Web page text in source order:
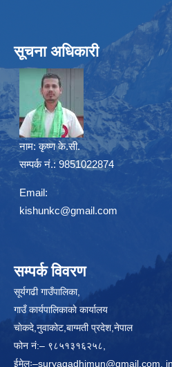
सूचना अधिकारी
नाम: कृष्ण के.सी.
सम्पर्क नं.: 9851022874
Email:
kishunkc@gmail.com
सम्पर्क विवरण
सूर्यगढी गाउँपालिका,
गाउँ कार्यपालिकाकाे कार्यालय
चाेकदे,नुवाकोट,बाग्मती प्रदेश,नेपाल
फोन नं:– ९८५१३१६२५८,
ईमेलः–suryagadhimun@gmail.com,